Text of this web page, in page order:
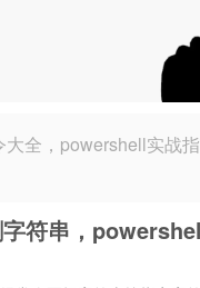
全，powershell实战
符串，